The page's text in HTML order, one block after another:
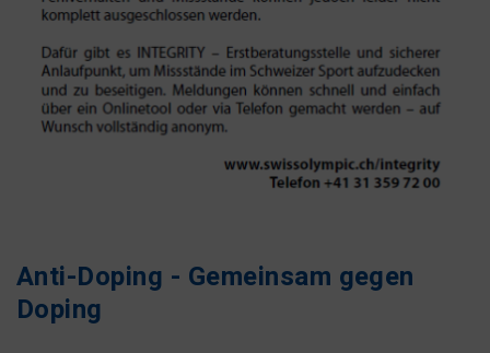
Anti-Doping - Gemeinsam gegen
Doping